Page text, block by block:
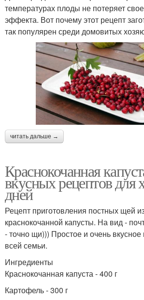
температурах плоды не потеряет
эффекта. Вот почему этот рецепт
так популярен среди домовитых
читать дальше →
Краснокочанная
вкусных рецептов для
дней
Рецепт приготовления постных щей
краснокочанной капусты. На вид -
- точно щи))) Простое и очень
всей семьи.
Ингредиенты
Краснокочанная капуста - 400 г
Картофель - 300 г